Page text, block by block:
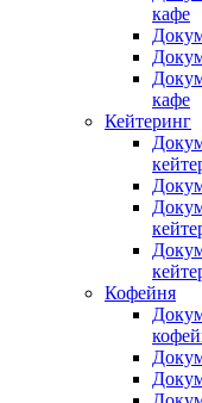
кафе
кафе
Кейтеринг
Кофейня